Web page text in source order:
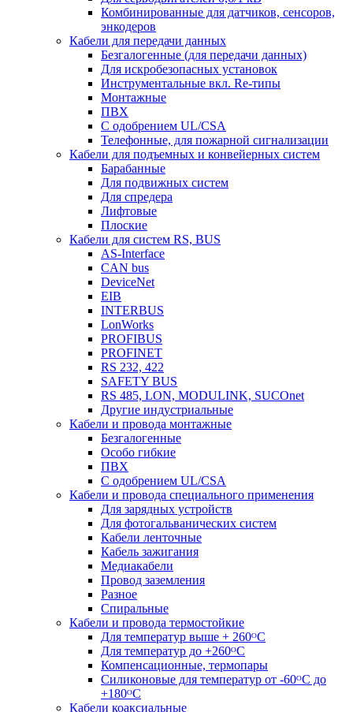
Комбинированные для датчиков, cенсоров,
энкодеров
Кабели для передачи данных
Безгалогенные (для передачи данных)
Для искробезопасных установок
Инструментальные вкл. Re-типы
Монтажные
ПВХ
С одобрением UL/CSA
Телефонные, для пожарной сигнализации
Кабели для подъемных и конвейерных систем
Барабанные
Для подвижных систем
Для спредера
Лифтовые
Плоские
Кабели для систем RS, BUS
AS-Interface
CAN bus
DeviceNet
EIB
INTERBUS
LonWorks
PROFIBUS
PROFINET
RS 232, 422
SAFETY BUS
RS 485, LON, MODULINK, SUCOnet
Другие индустриальные
Кабели и провода монтажные
Безгалогенные
Особо гибкие
ПВХ
С одобрением UL/CSA
Кабели и провода специального применения
Для зарядных устройств
Для фотогальванических систем
Кабели ленточные
Кабель зажигания
Медиакабели
Провод заземления
Разное
Спиральные
Кабели и провода термостойкие
Для температур выше + 260ᴼС
Для температур до +260ᴼС
Компенсационные, термопары
Силиконовые для температур от -60ᴼC до
+180ᴼС
Кабели коаксиальные